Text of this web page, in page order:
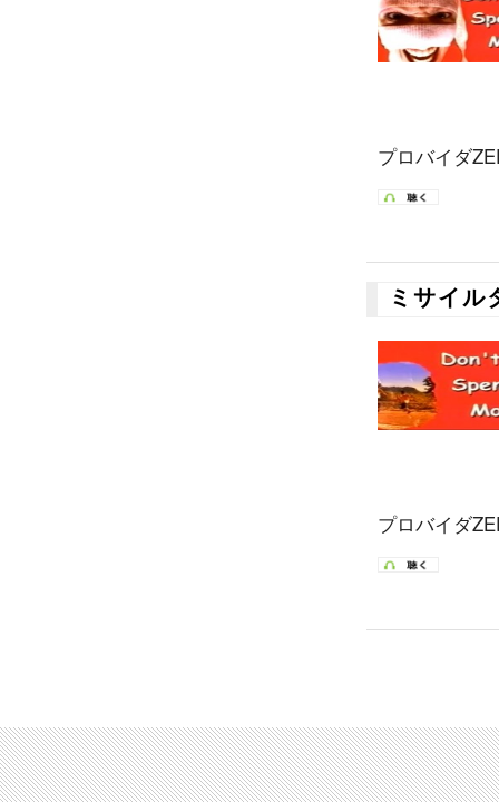
プロバイダ
ミサイ
プロバイダ